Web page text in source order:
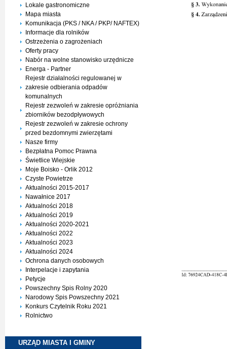
Lokale gastronomiczne
Mapa miasta
Komunikacja (PKS / NKA / PKP/ NAFTEX)
Informacje dla rolników
Ostrzeżenia o zagrożeniach
Oferty pracy
Nabór na wolne stanowisko urzędnicze
Energa - Partner
Rejestr działalności regulowanej w
zakresie odbierania odpadów
komunalnych
Rejestr zezwoleń w zakresie opróżniania
zbiorników bezodpływowych
Rejestr zezwoleń w zakresie ochrony
przed bezdomnymi zwierzętami
Nasze firmy
Bezpłatna Pomoc Prawna
Świetlice Wiejskie
Moje Boisko - Orlik 2012
Czyste Powietrze
Aktualności 2015-2017
Nawałnice 2017
Aktualności 2018
Aktualności 2019
Aktualności 2020-2021
Aktualności 2022
Aktualności 2023
Aktualności 2024
Ochrona danych osobowych
Interpelacje i zapytania
Petycje
Powszechny Spis Rolny 2020
Narodowy Spis Powszechny 2021
Konkurs Czytelnik Roku 2021
Rolnictwo
URZĄD MIASTA I GMINY